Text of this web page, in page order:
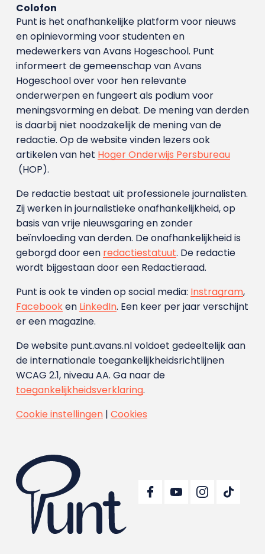
Colofon
Punt is het onafhankelijke platform voor nieuws
en opinievorming voor studenten en
medewerkers van Avans Hoge­school. Punt
informeert de gemeenschap van Avans
Hogeschool over voor hen relevante
onderwerpen en fungeert als podium voor
meningsvorming en debat. De mening van derden
is daarbij niet noodzakelijk de mening van de
redactie. Op de website vinden lezers ook
artikelen van het Hoger Onderwijs Persbureau
(HOP).
De redactie bestaat uit professionele journalisten.
Zij werken in journalistieke onafhankelijkheid, op
basis van vrije nieuwsgaring en zonder
beïnvloeding van derden. De onafhankelijkheid is
geborgd door een redactiestatuut. De redactie
wordt bijgestaan door een Redactieraad.
Punt is ook te vinden op social media: Instragram,
Facebooken LinkedIn. Een keer per jaar verschijnt
er een magazine.
De website punt.avans.nl voldoet gedeeltelijk aan
de internationale toegankelijkheidsrichtlijnen
WCAG 2.1, niveau AA. Ga naar de
toegankelijkheidsverklaring.
Cookie instellingen| Cookies